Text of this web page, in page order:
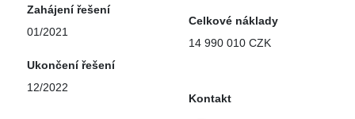
Zahájení řešení
01/2021
Ukončení řešení
12/2022
Celkové náklady
14 990 010 CZK
Kontakt